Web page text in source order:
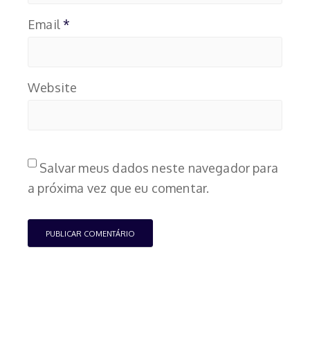
Email*
Website
Salvar meus dados neste navegador para
a próxima vez que eu comentar.